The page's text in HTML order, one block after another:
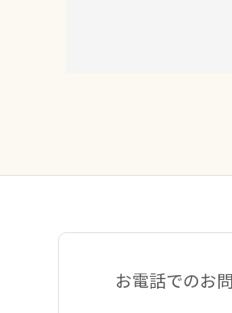
お電話でのお